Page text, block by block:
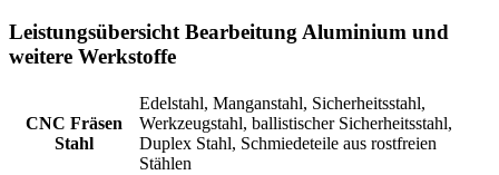
Leistungsübersicht Bearbeitung Aluminium und
weitere Werkstoffe
CNC Fräsen
Stahl
Edelstahl, Manganstahl, Sicherheitsstahl,
Werkzeugstahl, ballistischer Sicherheitsstahl,
Duplex Stahl, Schmiedeteile aus rostfreien
Stählen